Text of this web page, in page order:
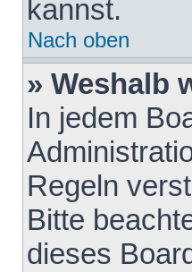
kannst.
Nach oben
» Weshalb
In jedem
Regeln
Bitte
dieses